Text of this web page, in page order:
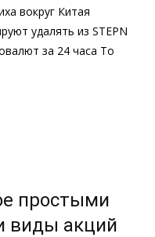
вокруг Китая
удалять из STEPN
за 24 часа То
простыми
виды акций